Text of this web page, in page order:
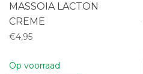
MASSOIA LACTON
CREME
€4,95
Op voorraad